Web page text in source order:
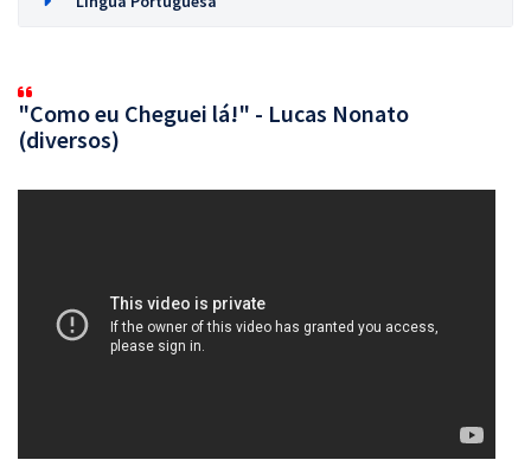
"Como eu Cheguei lá!" - Lucas Nonato
(diversos)